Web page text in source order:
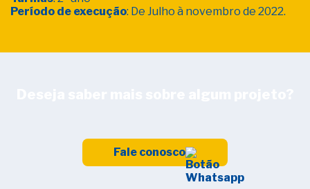
Período de execução: De Julho à novembro de 2022.
Fale conosco